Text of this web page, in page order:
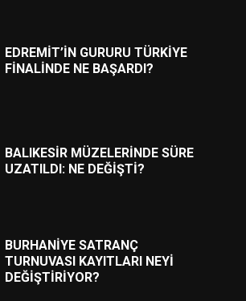
EDREMİT’İN GURURU TÜRKİYE
FİNALİNDE NE BAŞARDI?
BALIKESİR MÜZELERİNDE SÜRE
UZATILDI: NE DEĞİŞTİ?
BURHANİYE SATRANÇ
TURNUVASI KAYITLARI NEYİ
DEĞİŞTİRİYOR?